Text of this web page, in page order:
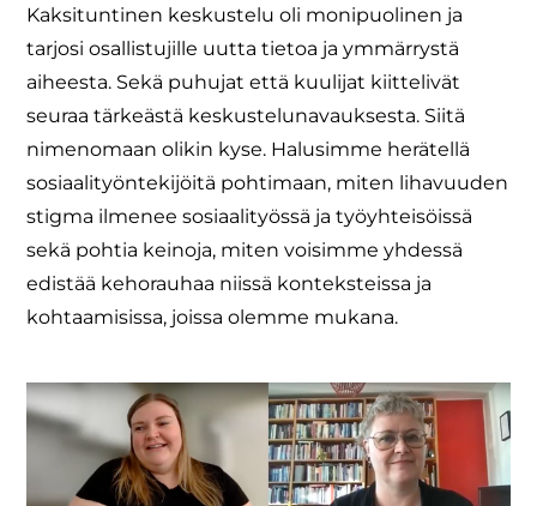
Kaksituntinen keskustelu oli monipuolinen ja
tarjosi osallistujille uutta tietoa ja ymmärrystä
aiheesta. Sekä puhujat että kuulijat kiittelivät
seuraa tärkeästä keskustelunavauksesta. Siitä
nimenomaan olikin kyse. Halusimme herätellä
sosiaalityöntekijöitä pohtimaan, miten lihavuuden
stigma ilmenee sosiaalityössä ja työyhteisöissä
sekä pohtia keinoja, miten voisimme yhdessä
edistää kehorauhaa niissä konteksteissa ja
kohtaamisissa, joissa olemme mukana.